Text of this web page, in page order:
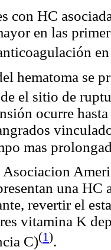
con HC
en las
hematoma se
el sitio de
ocurre
mas
una HC
revertir el
vitamina K
C)(1).